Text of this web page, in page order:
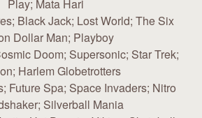
Play; Mata Hari
Black Jack; Lost World; The Six
Dollar Man; Playboy
Doom; Supersonic; Star Trek;
Harlem Globetrotters
Future Spa; Space Invaders; Nitro
Silverball Mania